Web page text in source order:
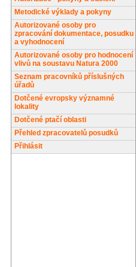
Metodické výklady a pokyny
Autorizované osoby pro
zpracování dokumentace, posudku
a vyhodnocení
Autorizované osoby pro hodnocení
vlivů na soustavu Natura 2000
Seznam pracovníků příslušných
úřadů
Dotčené evropsky významné
lokality
Dotčené ptačí oblasti
Přehled zpracovatelů posudků
Přihlásit